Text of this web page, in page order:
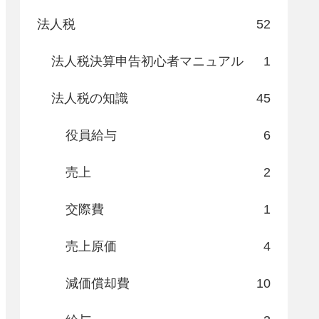
法人税 52
法人税決算申告初心者マニュアル 1
法人税の知識 45
役員給与 6
売上 2
交際費 1
売上原価 4
減価償却費 10